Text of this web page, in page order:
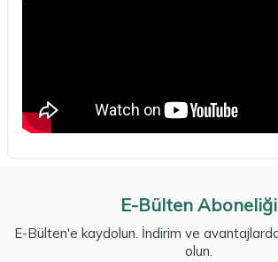
E-Bülten Aboneliği
E-Bülten'e kaydolun. İndirim ve
olun.